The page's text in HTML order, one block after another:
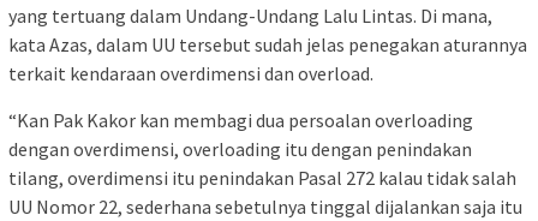
yang tertuang dalam Undang-Undang Lalu Lintas. Di mana,
kata Azas, dalam UU tersebut sudah jelas penegakan aturannya
terkait kendaraan overdimensi dan overload.
“Kan Pak Kakor kan membagi dua persoalan overloading
dengan overdimensi, overloading itu dengan penindakan
tilang, overdimensi itu penindakan Pasal 272 kalau tidak salah
UU Nomor 22, sederhana sebetulnya tinggal dijalankan saja itu